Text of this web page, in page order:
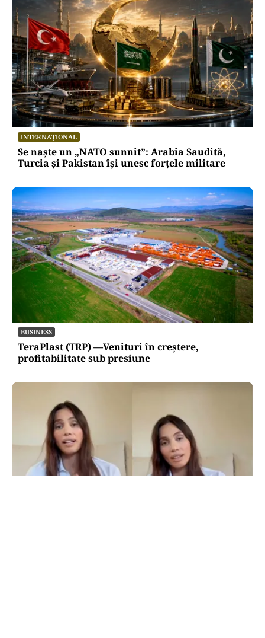
INTERNAȚIONAL
Se naște un „NATO sunnit”: Arabia Saudită,
Turcia și Pakistan își unesc forțele militare
BUSINESS
TeraPlast (TRP) —Venituri în creștere,
profitabilitate sub presiune